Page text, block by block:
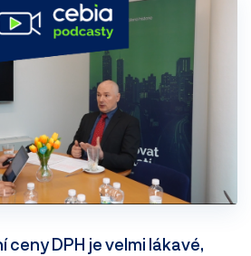
ceny DPH je velmi lákavé,